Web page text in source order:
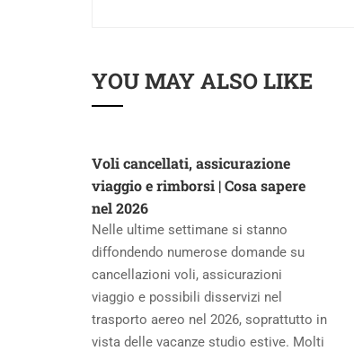
YOU MAY ALSO LIKE
Voli cancellati, assicurazione
viaggio e rimborsi | Cosa sapere
nel 2026
Nelle ultime settimane si stanno
diffondendo numerose domande su
cancellazioni voli, assicurazioni
viaggio e possibili disservizi nel
trasporto aereo nel 2026, soprattutto in
vista delle vacanze studio estive. Molti